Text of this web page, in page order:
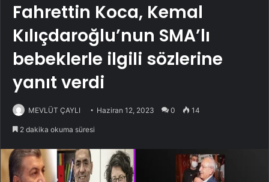
Fahrettin Koca, Kemal
Kılıçdaroğlu’nun SMA’lı
bebeklerle ilgili sözlerine
yanıt verdi
MEVLÜT ÇAYLI Haziran 12, 2023 0 14
2 dakika okuma süresi